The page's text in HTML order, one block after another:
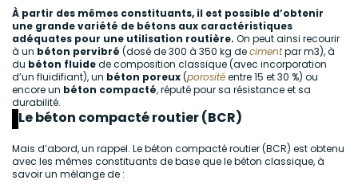
À partir des mêmes constituants, il est possible d’obtenir
une grande variété de bétons aux caractéristiques
adéquates pour une utilisation routière. On peut ainsi recourir
à un béton pervibré (dosé de 300 à 350 kg decimentpar m3), à
du béton fluidede composition classique (avec incorporation
d’un fluidifiant), un béton poreux(porositéentre 15 et 30 %) ou
encore un béton compacté, réputé pour sa résistance et sa
durabilité.
Le béton compacté routier (BCR)
Mais d’abord, un rappel. Le béton compacté routier (BCR) est obtenu
avec les mêmes constituants de base que le béton classique, à
savoir un mélange de :